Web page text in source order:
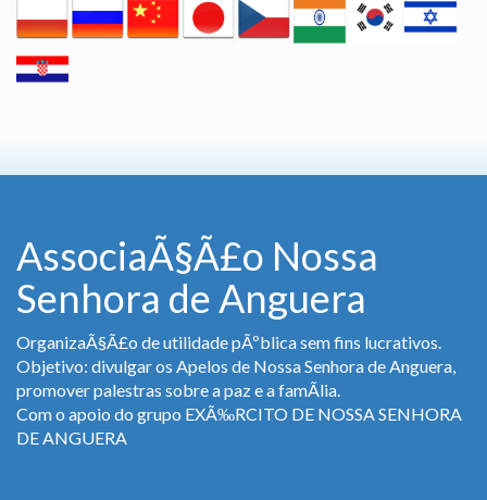
AssociaÃ§Ã£o Nossa
Senhora de Anguera
OrganizaÃ§Ã£o de utilidade pÃºblica sem fins lucrativos.
Objetivo: divulgar os Apelos de Nossa Senhora de Anguera,
promover palestras sobre a paz e a famÃ­lia.
Com o apoio do grupo EXÃ‰RCITO DE NOSSA SENHORA
DE ANGUERA